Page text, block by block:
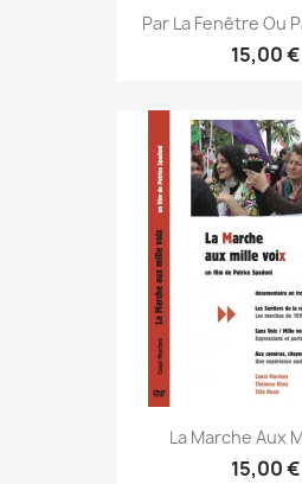
Par La Fenêtre Ou
15,00 €
La Marche Aux
15,00 €